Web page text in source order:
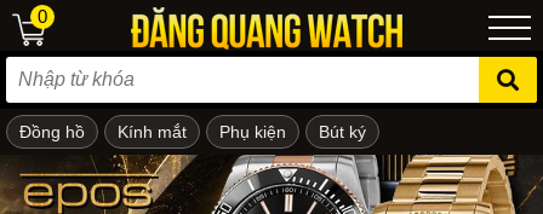
em
0
Đồng hồ Kính mắt Phụ kiện Bút ký